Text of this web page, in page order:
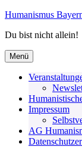
Zum
springen
Humanismus
Du bist nicht allein!
Menü
Impressum
AG